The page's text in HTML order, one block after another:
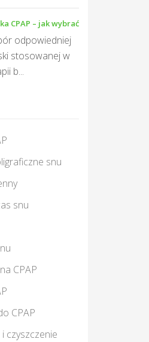
CPAP – jak wybrać
odpowiedniej
stosowanej w
b...
snu
snu
CPAP
CPAP
czyszczenie